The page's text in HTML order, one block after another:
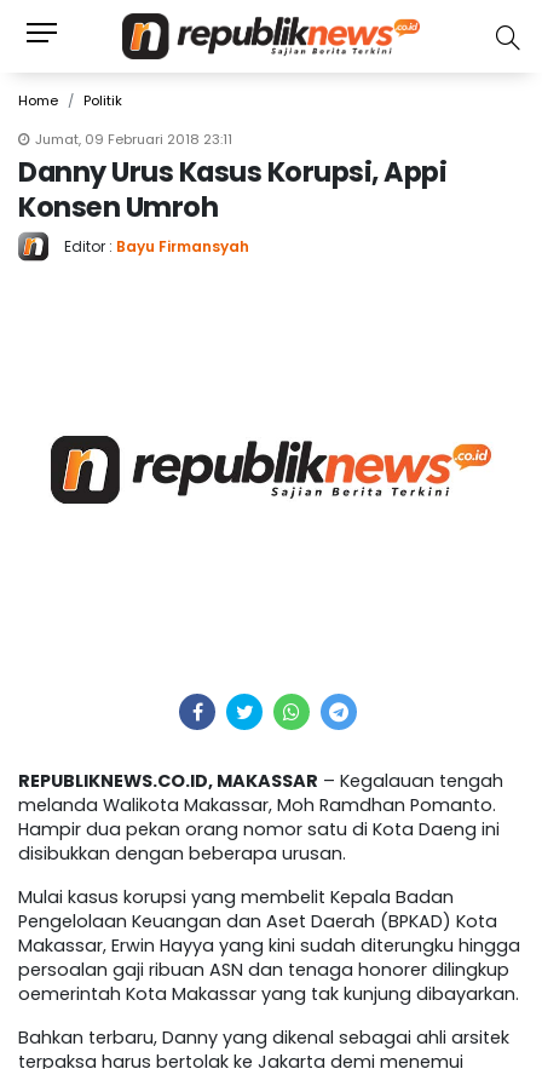
Home
Politik
Jumat, 09 Februari 2018 23:11
Danny Urus Kasus Korupsi, Appi
Konsen Umroh
Editor : Bayu Firmansyah
REPUBLIKNEWS.CO.ID, MAKASSAR – Kegalauan tengah
melanda Walikota Makassar, Moh Ramdhan Pomanto.
Hampir dua pekan orang nomor satu di Kota Daeng ini
disibukkan dengan beberapa urusan.
Mulai kasus korupsi yang membelit Kepala Badan
Pengelolaan Keuangan dan Aset Daerah (BPKAD) Kota
Makassar, Erwin Hayya yang kini sudah diterungku hingga
persoalan gaji ribuan ASN dan tenaga honorer dilingkup
oemerintah Kota Makassar yang tak kunjung dibayarkan.
Bahkan terbaru, Danny yang dikenal sebagai ahli arsitek
terpaksa harus bertolak ke Jakarta demi menemui